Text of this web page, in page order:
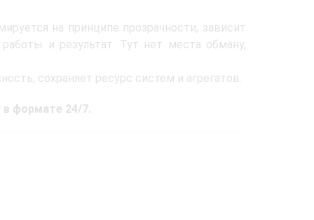
на принципе прозрачности, зависит
и результат. Тут нет места обману,
сохраняет ресурс систем и агрегатов.
в формате 24/7.